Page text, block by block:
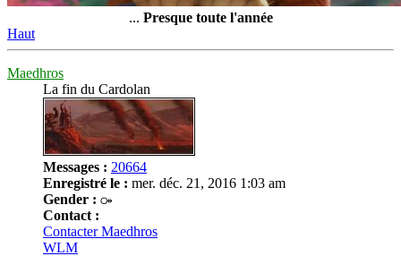
... Presque toute l'année
Haut
Maedhros
La fin du Cardolan
Messages : 20664
Enregistré le : mer. déc. 21, 2016 1:03 am
Gender :
Contact :
Contacter Maedhros
WLM